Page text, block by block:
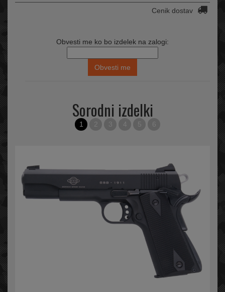
Cenik dostav
Obvesti me ko bo izdelek na zalogi:
Sorodni izdelki
1 2 3 4 5 6